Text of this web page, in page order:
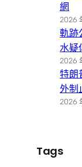
網
2026
軌跡
水疑
2026
特朗
外制
2026
Tags